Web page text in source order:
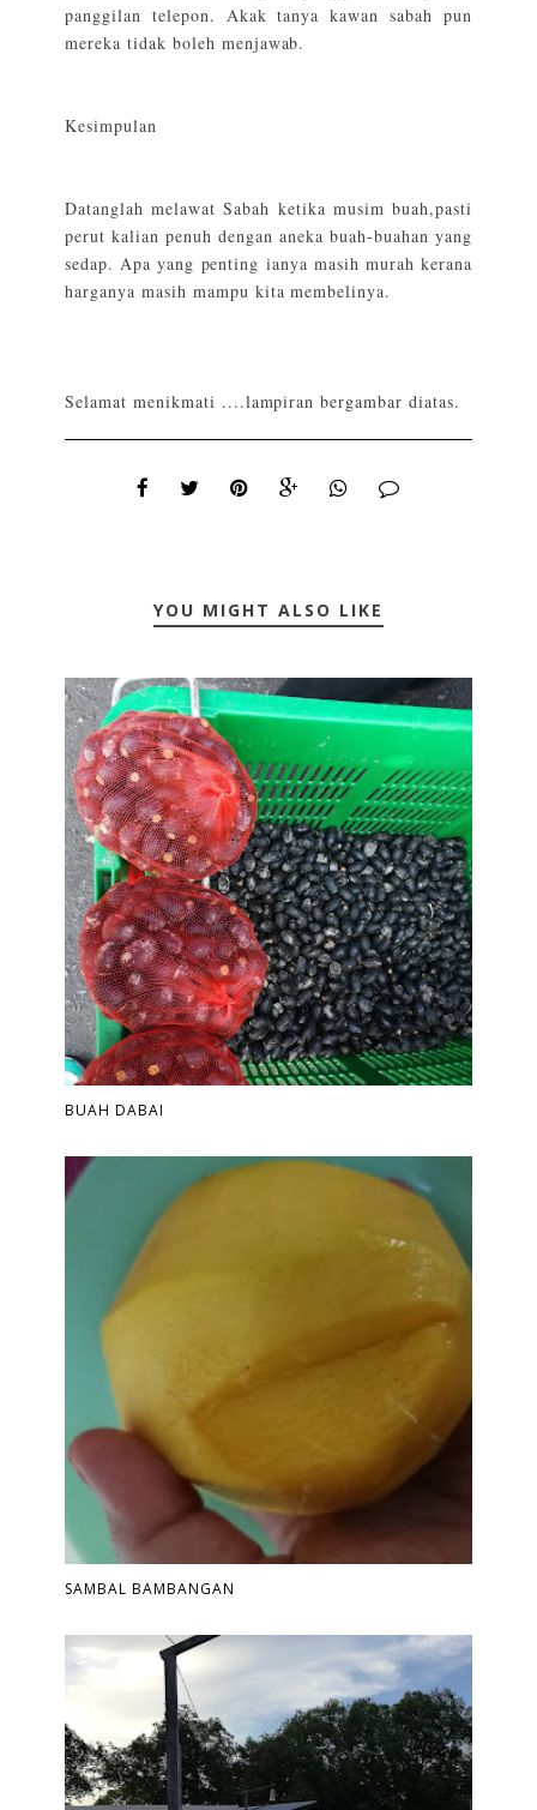
panggilan telepon. Akak tanya kawan sabah pun
mereka tidak boleh menjawab.
Kesimpulan
Datanglah melawat Sabah ketika musim buah,pasti
perut kalian penuh dengan aneka buah-buahan yang
sedap. Apa yang penting ianya masih murah kerana
harganya masih mampu kita membelinya.
Selamat menikmati ....lampiran bergambar diatas.
YOU MIGHT ALSO LIKE
BUAH DABAI
SAMBAL BAMBANGAN